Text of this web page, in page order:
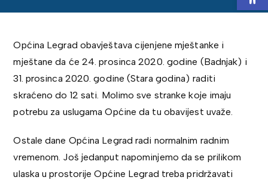
Općina Legrad obavještava cijenjene mještanke i
mještane da će 24. prosinca 2020. godine (Badnjak) i
31. prosinca 2020. godine (Stara godina) raditi
skraćeno do 12 sati. Molimo sve stranke koje imaju
potrebu za uslugama Općine da tu obavijest uvaže.
Ostale dane Općina Legrad radi normalnim radnim
vremenom. Još jedanput napominjemo da se prilikom
ulaska u prostorije Općine Legrad treba pridržavati